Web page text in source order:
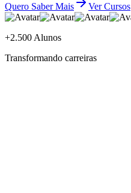
Quero Saber Mais Ver Cursos
+2.500 Alunos
Transformando carreiras